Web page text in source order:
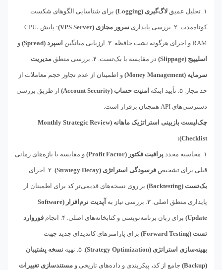
۱. تحلیل عمیق لاگ‌گیری (Logging) برای شناسایی الگوهای شکست
کوتاه‌مدت. ۲. بررسی پایداری سرور مجازی (VPS Server) : پایش CPU،
RAM و اجرای هرگونه نشت حافظه. ۳. ارزیابی میانگین اسپرد (Spread) و
اسلیپیج (Slippage) در مقایسه با بک‌تست. ۴. بررسی منطق مدیریت
سرمایه (Money Management) و اطمینان از عدم تجاوز حجم معاملات از
حد مجاز. ۵. تأیید اینکه امنیت حساب (Account Security) از طریق بررسی
دسترسی‌های API همچنان برقرار است.
چک‌لیست بازبینی استراتژیک ماهانه (Monthly Strategic Review
Checklist):
۱. محاسبه مجدد پرافیت فکتور (Profit Factor) و مقایسه با بازه‌های زمانی
قبلی برای تشخیص فرسودگی استراتژی (Strategy Decay) . ۲. اجرای
بک‌تست (Backtesting) بر روی نسخه‌های قدیمی‌تر کد برای اطمینان از
پایداری منطق اصلی. ۳. بررسی نیاز به آپدیت نرم‌افزار (Software
Update) برای زبان برنامه‌نویسی و کتابخانه‌های اصلی. ۴. انجام فوروارد
تست (Forward Testing) برای پارامترهای کاندیدای جدید جهت
بهینه‌سازی استراتژی (Strategy Optimization) . ۵. تهیه نسخه پشتیبان
(Backup) جامع از کد، پیکربندی و داده‌های تاریخی و مستندسازی تغییرات